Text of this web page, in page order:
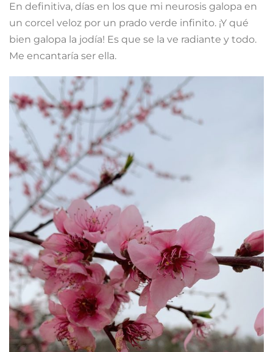
En definitiva, días en los que mi neurosis galopa en
un corcel veloz por un prado verde infinito. ¡Y qué
bien galopa la jodía! Es que se la ve radiante y todo.
Me encantaría ser ella.